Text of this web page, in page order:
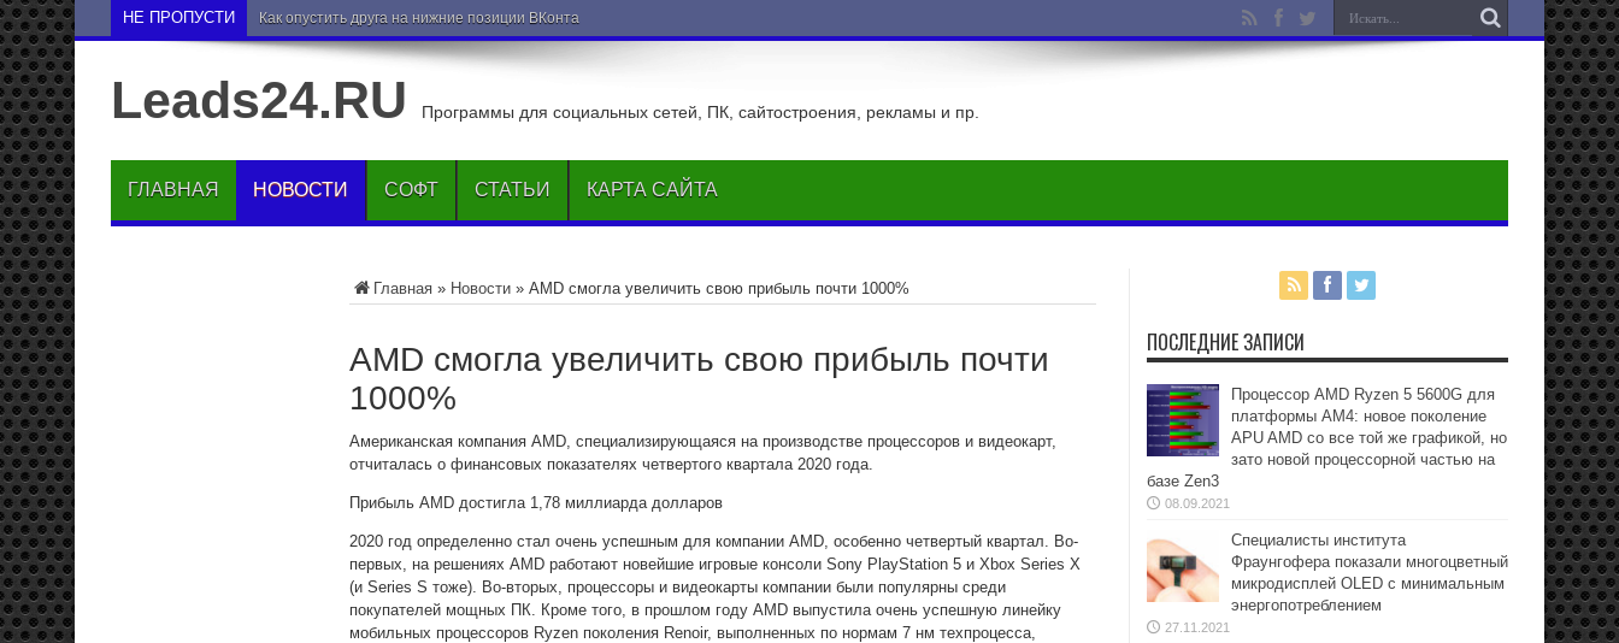
НЕ ПРОПУСТИ Как опустить друга на нижние позиции ВКонтакте
Leads24.RU Программы для социальных сетей, ПК, сайтостроения, рекламы и пр.
ГЛАВНАЯ НОВОСТИ СОФТ СТАТЬИ КАРТА САЙТА
Главная » Новости » AMD смогла увеличить свою прибыль почти 1000%
AMD смогла увеличить свою прибыль почти
1000%
Американская компания AMD, специализирующаяся на производстве процессоров и видеокарт,
отчиталась о финансовых показателях четвертого квартала 2020 года.
Прибыль AMD достигла 1,78 миллиарда долларов
2020 год определенно стал очень успешным для компании AMD, особенно четвертый квартал. Во-
первых, на решениях AMD работают новейшие игровые консоли Sony PlayStation 5 и Xbox Series X
(и Series S тоже). Во-вторых, процессоры и видеокарты компании были популярны среди
покупателей мощных ПК. Кроме того, в прошлом году AMD выпустила очень успешную линейку
мобильных процессоров Ryzen поколения Renoir, выполненных по нормам 7 нм техпроцесса,
ПОСЛЕДНИЕ ЗАПИСИ
Процессор AMD Ryzen 5 5600G для
платформы АМ4: новое поколение
APU AMD со все той же графикой, но
зато новой процессорной частью на
базе Zen3
08.09.2021
Специалисты института
Фраунгофера показали многоцветный
микродисплей OLED с минимальным
энергопотреблением
27.11.2021